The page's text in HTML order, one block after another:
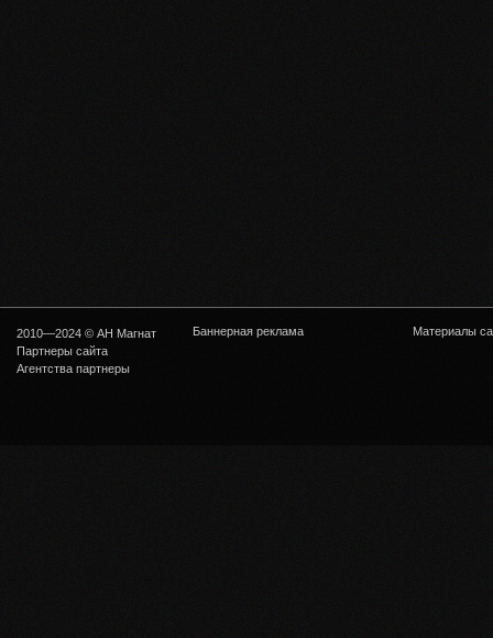
2010—2024 © АН Магнат
Партнеры сайта
Агентства партнеры
Баннерная реклама Материалы